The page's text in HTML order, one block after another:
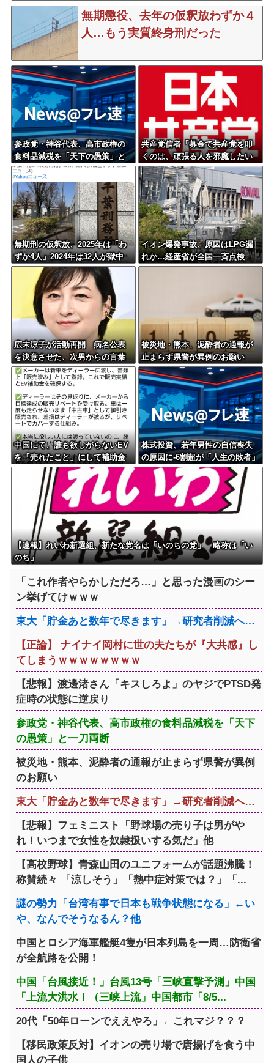
無期懲役、去年の仮釈放わずか４
人…もう実質終身刑だった
参政党・神谷代表、高市政権の
食料品減税を「天下の愚策」と
一刀両断
共産党信者「募金で共産党を叩
くのは、頑張る人を邪魔したい
という日本人らしい薄暗い欲望
のせい」
無期刑の仮釈放、2025年は「わ
ずか4人」2024年は32人が獄中
死…「終身刑化」の傾向続く
イオン爆発事故、原因はLPG漏
れか…経産省が全国一斉点検
広末涼子が活動再開 病名公表
を決意させた、次男からの言葉
明かす
被災地・熊本、泥酔者の通報が
止まらず県警が異例のお願い
中国にて、誰も欲しがらないEV
を「売れたこと」にして補助金
を騙し取る事案が横行。販売実
績水増し
株式投資、若年男性の自信喪失
の原因に-6割超が「人生の敗者」
自認
【速報】れいわ新選組、新たな党名は「いのちの党」 略称は「い
のち」
「これ作者やらかしただろ…」と思った漫画のシー
ン挙げてけｗｗｗ
東大「貯金あと数年で尽きます」→研究者削減へ…
【正論】 ナイナイ岡村に世の夫たちが『大共感』し
てしまうｗｗｗｗｗｗｗｗ
【悲報】渡邊渚さん「キスしろよ」のヤジでPTSD発
症時の状態に逆戻り
参政党・神谷代表、高市政権の食料品減税を「天下
の愚策」と一刀両断
被災地・熊本、泥酔者の通報が止まらず県警が異例
のお願い
東大「貯金あと数年で尽きます」→研究者削減へ…
【悲報】フェミニスト「野球場の売り子は男がや
れ！いつまで女性を奴隷扱いする気だ」他
【高校野球】青森山田のユニフォームが話題沸騰！
称賛続々 「涼しそう」「熱中症対策では？」「...
謎の勢力「台湾有事で日本も戦争状態になる」←い
や、なんでそうなるん？他
中国とロシア海軍艦艇4隻が日本列島を一周…防衛省
が全航路を公開！
中国「台風接近！」台風13号「三峡直撃予測」中国
「上流大洪水！（三峡上流」中国都市「8/5...
20代「50年ローンでええやろ」←これマジ？？？
【移民政策反対】イオンの売り場で唐揚げを食う中
国人の子供